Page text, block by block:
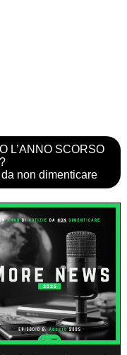
L’ANNO SCORSO
non dimenticare